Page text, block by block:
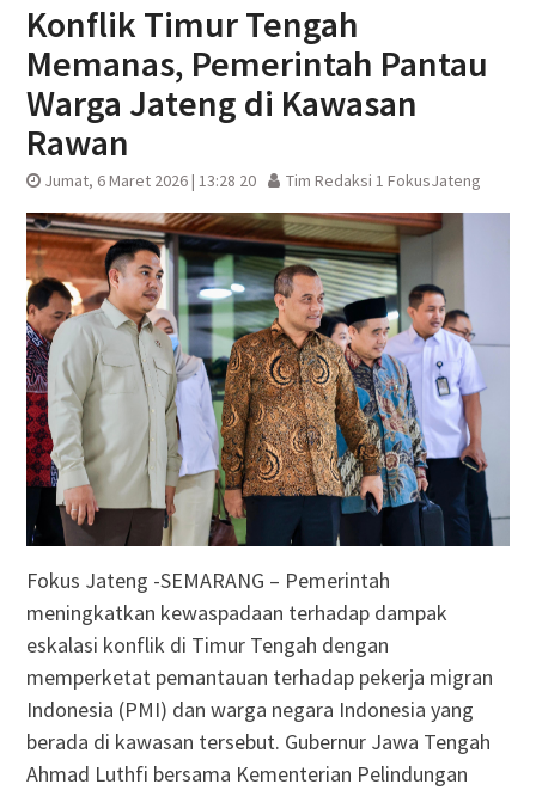
Konflik Timur Tengah
Memanas, Pemerintah Pantau
Warga Jateng di Kawasan
Rawan
Jumat, 6 Maret 2026 | 13:28 20 Tim Redaksi 1 FokusJateng
Fokus Jateng -SEMARANG – Pemerintah
meningkatkan kewaspadaan terhadap dampak
eskalasi konflik di Timur Tengah dengan
memperketat pemantauan terhadap pekerja migran
Indonesia (PMI) dan warga negara Indonesia yang
berada di kawasan tersebut. Gubernur Jawa Tengah
Ahmad Luthfi bersama Kementerian Pelindungan